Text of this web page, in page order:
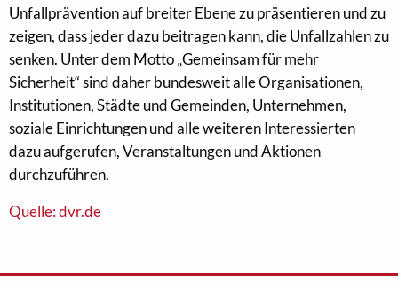
Unfallprävention auf breiter Ebene zu präsentieren und zu
zeigen, dass jeder dazu beitragen kann, die Unfallzahlen zu
senken. Unter dem Motto „Gemeinsam für mehr
Sicherheit“ sind daher bundesweit alle Organisationen,
Institutionen, Städte und Gemeinden, Unternehmen,
soziale Einrichtungen und alle weiteren Interessierten
dazu aufgerufen, Veranstaltungen und Aktionen
durchzuführen.
Quelle: dvr.de